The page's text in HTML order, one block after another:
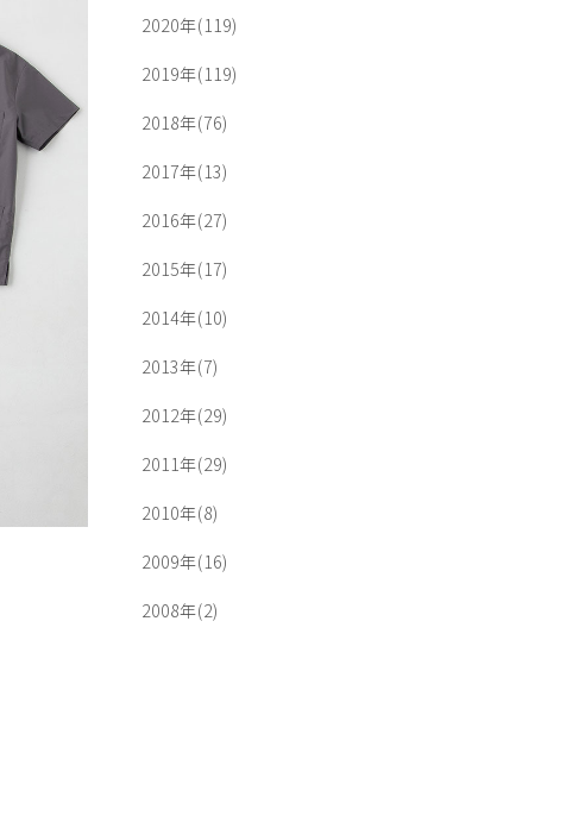
2020年(119)
2019年(119)
2018年(76)
2017年(13)
2016年(27)
2015年(17)
2014年(10)
2013年(7)
2012年(29)
2011年(29)
2010年(8)
2009年(16)
2008年(2)